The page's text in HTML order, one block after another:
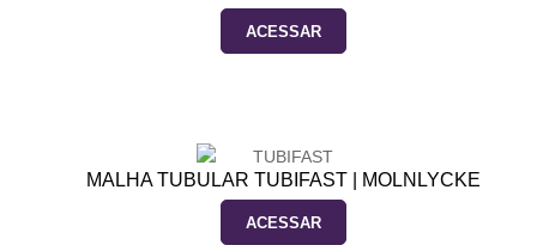
ACESSAR
MALHA TUBULAR TUBIFAST | MOLNLYCKE
ACESSAR